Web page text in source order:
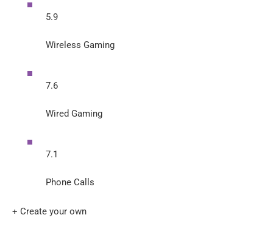
5.9
Wireless Gaming
7.6
Wired Gaming
7.1
Phone Calls
+ Create your own